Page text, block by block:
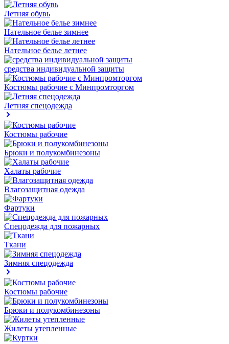
Летняя обувь
Нательное белье зимнее
Нательное белье летнее
средства индивидуальной защиты
Костюмы рабочие с Минпромторгом
Летняя спецодежда
Костюмы рабочие
Брюки и полукомбинезоны
Халаты рабочие
Влагозащитная одежда
Фартуки
Спецодежда для пожарных
Ткани
Зимняя спецодежда
Костюмы рабочие
Брюки и полукомбинезоны
Жилеты утепленные